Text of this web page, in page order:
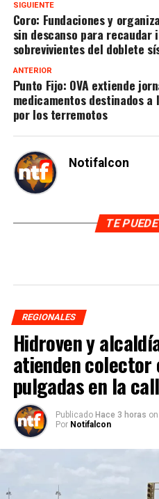
SIGUIENTE
Coro: Fundaciones y
sin descanso para recaudar
sobrevivientes del doblete
ANTERIOR
Punto Fijo: OVA extiende
medicamentos destinados a
por los terremotos
Notifalcon
TE
REGIONALES
Hidroven y
atienden colector
pulgadas en la
Publicado Hace 3 horas on
Por Notifalcon